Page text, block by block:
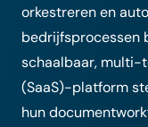
orkestreren en
bedrijfsprocessen
schaalbaar, multi-
(SaaS)-platform
hun